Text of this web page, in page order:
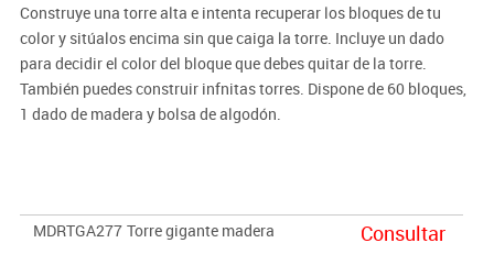
Construye una torre alta e intenta recuperar los bloques de tu
color y sitúalos encima sin que caiga la torre. Incluye un dado
para decidir el color del bloque que debes quitar de la torre.
También puedes construir infnitas torres. Dispone de 60 bloques,
1 dado de madera y bolsa de algodón.
MDRTGA277 Torre gigante madera
Consultar